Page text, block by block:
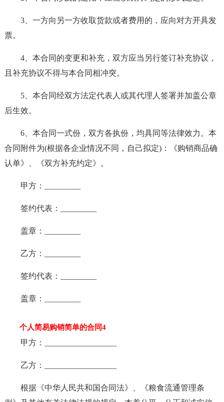
3、一方向另一方收取货款或者费用的，应向对方开具发
票。
4、本合同的变更和补充，双方应当另行签订补充协议，
且补充协议不得与本合同相冲突。
5、本合同经双方法定代表人或其代理人签署并加盖公章
后生效。
6、本合同一式份，双方各执份，均具同等法律效力。本
合同附件为(根据各企业情况不同，自己拟定)：《购销商品确
认单》、《双方补充约定》。
甲方：_________
签约代表：_________
盖章：_________
乙方：_________
签约代表：_________
盖章：_________
个人简易购销简单的合同4
甲方：__________________
乙方：__________________
根据《中华人民共和国合同法》、《粮食流通管理条